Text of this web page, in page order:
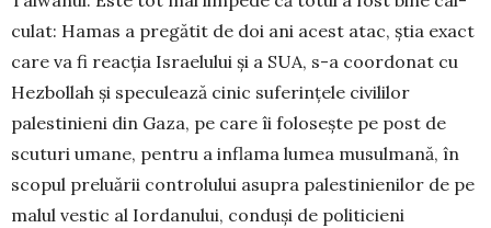
culat: Hamas a pregătit de doi ani acest atac, știa exact
care va fi reacția Israelului și a SUA, s-a coor­do­nat cu
Hezbollah și speculează cinic suferințele ci­vi­lilor
palestinieni din Gaza, pe care îi folosește pe post de
scuturi umane, pentru a inflama lumea mu­sulmană, în
scopul preluării controlului asupra palestinienilor de pe
malul vestic al Iordanului, conduși de politi­ci­eni